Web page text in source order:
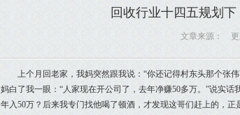
回收行业十四五规划
文章来源： 更
上个月回老家，我妈突然跟我说：“你还记得村东头那个张
妈白了我一眼：“人家现在开公司了，去年净赚50多万。”说实
年入50万？后来我专门找他喝了顿酒，才发现这哥们赶上的，正